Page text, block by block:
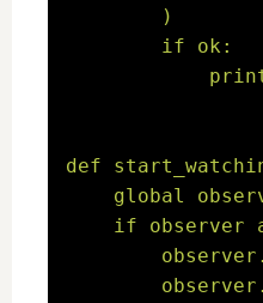
        )
        if ok:
def
global
if observer